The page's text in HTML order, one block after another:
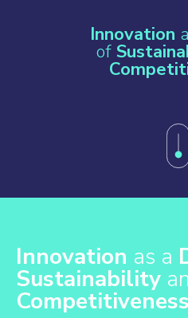
Innovation
of
Innovation as a
Sustainability
Competitiveness